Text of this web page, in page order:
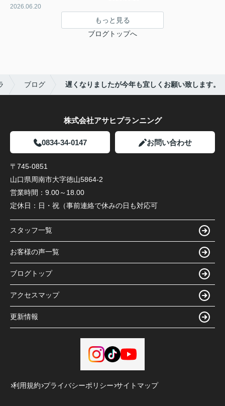
2026.06.20
もっと見る
ブログトップへ
ブログ 遅くなりましたが今年も宜しくお願い致します。
株式会社アサヒプランニング
0834-34-0147 お問い合わせ
〒745-0851
山口県周南市大字徳山5864-2
営業時間： 9.00～18.00
定休日： 日・祝（事前連絡で休みの日も対応可
スタッフ一覧
お客様の声一覧
ブログトップ
アクセスマップ
更新情報
利用規約 プライバシーポリシー サイトマップ